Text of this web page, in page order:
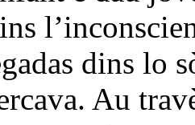
dins lo
Au